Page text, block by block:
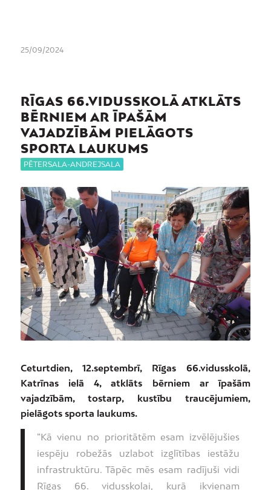
25/09/2024
RĪGAS 66.VIDUSSKOLĀ ATKLĀTS
BĒRNIEM AR ĪPAŠĀM
VAJADZĪBĀM PIELĀGOTS
SPORTA LAUKUMS
PĒTERSALA-ANDREJSALA
Ceturtdien, 12.septembrī, Rīgas 66.vidusskolā,
Katrīnas ielā 4, atklāts bērniem ar īpašām
vajadzībām, tostarp, kustību traucējumiem,
pielāgots sporta laukums.
“Kā vienu no prioritātēm esam izvēlējušies
iespēju robežās uzlabot izglītības iestāžu
infrastruktūru. Tāpēc mēs esam radījuši vidi
Rīgas 66. vidusskolai, kurā ikvienam